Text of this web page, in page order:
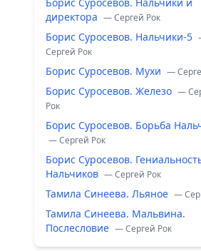
директора — Сергей Рок
Борис Суросевов. Нальчики-5
Сергей Рок
Борис Суросевов. Мухи —
Борис Суросевов. Железо —
Рок
Борис Суросевов. Борьба
— Сергей Рок
Борис Суросевов.
Нальчиков — Сергей Рок
Тамила Синеева. Льяное —
Тамила Синеева. Мальвина.
Послесловие — Сергей Рок